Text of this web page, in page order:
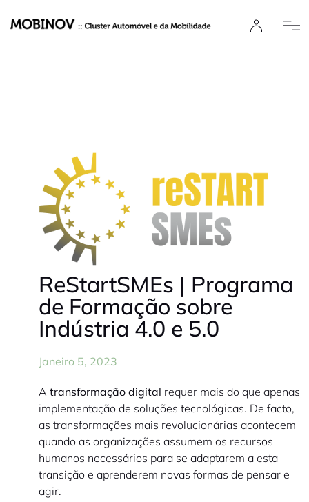
ReStartSMEs | Programa
de Formação sobre
Indústria 4.0 e 5.0
Janeiro 5, 2023
A transformação digital requer mais do que apenas
implementação de soluções tecnológicas. De facto,
as transformações mais revolucionárias acontecem
quando as organizações assumem os recursos
humanos necessários para se adaptarem a esta
transição e aprenderem novas formas de pensar e
agir.